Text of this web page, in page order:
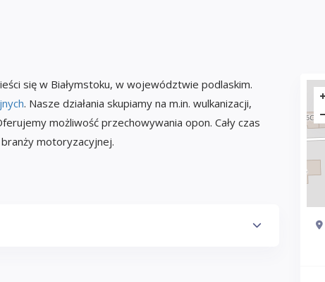
się w Białymstoku, w województwie podlaskim.
. Nasze działania skupiamy na m.in. wulkanizacji,
możliwość przechowywania opon. Cały czas
motoryzacyjnej.